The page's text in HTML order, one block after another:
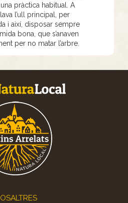
pràctica habitual. A
l’ull principal, per
i així, disposar sempre
bona, que s’anaven
per no matar l’arbre.